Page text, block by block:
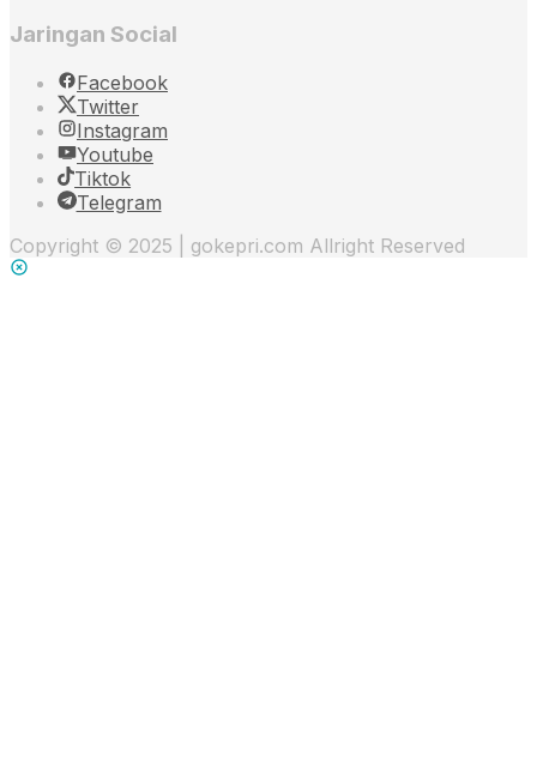
Jaringan Social
Facebook
Twitter
Instagram
Youtube
Tiktok
Telegram
Copyright © 2025 | gokepri.com Allright Reserved